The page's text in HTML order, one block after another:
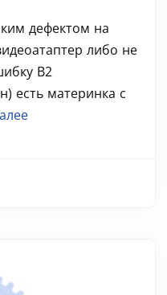
дефектом на
либо не
B2
есть материнка с